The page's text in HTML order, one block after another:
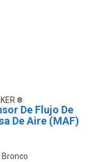
De Flujo De
De Aire (MAF)
Bronco